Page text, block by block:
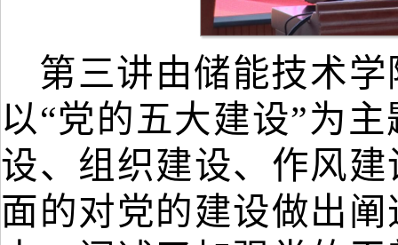
第三讲由储能技术
以“党的五大建设”为
设、组织建设、作风
面的对党的建设做出